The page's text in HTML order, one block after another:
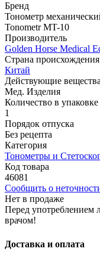
Бренд
Тонометр
Tonometr MT-10
Производитель
Golden Horse Medical
Страна происхождения
Китай
Действующие вещества
Мед. Изделия
Количество в упаковке
1
Порядок отпуска
Без рецепта
Категория
Тонометры и
Код товара
46081
Сообщить о
Нет в продаже
Перед употреблением
врачом!
Доставка и оплата